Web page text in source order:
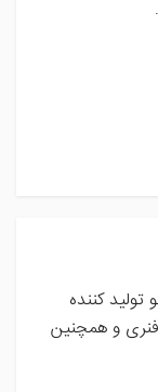
تولید کننده
و همچنین